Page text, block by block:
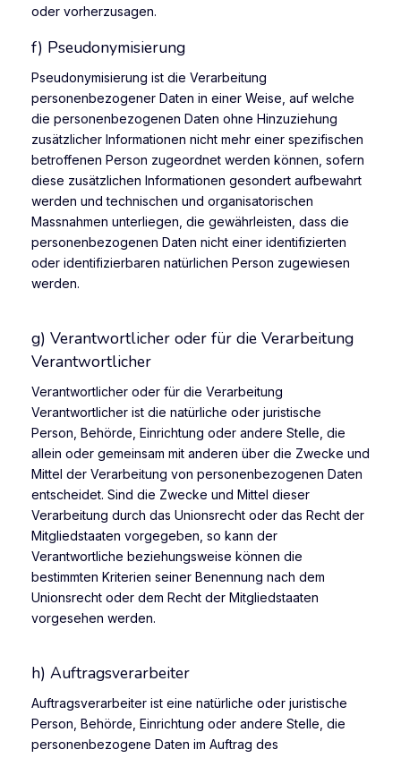
oder vorherzusagen.
f) Pseudonymisierung
Pseudonymisierung ist die Verarbeitung
personenbezogener Daten in einer Weise, auf welche
die personenbezogenen Daten ohne Hinzuziehung
zusätzlicher Informationen nicht mehr einer spezifischen
betroffenen Person zugeordnet werden können, sofern
diese zusätzlichen Informationen gesondert aufbewahrt
werden und technischen und organisatorischen
Massnahmen unterliegen, die gewährleisten, dass die
personenbezogenen Daten nicht einer identifizierten
oder identifizierbaren natürlichen Person zugewiesen
werden.
g) Verantwortlicher oder für die Verarbeitung
Verantwortlicher
Verantwortlicher oder für die Verarbeitung
Verantwortlicher ist die natürliche oder juristische
Person, Behörde, Einrichtung oder andere Stelle, die
allein oder gemeinsam mit anderen über die Zwecke und
Mittel der Verarbeitung von personenbezogenen Daten
entscheidet. Sind die Zwecke und Mittel dieser
Verarbeitung durch das Unionsrecht oder das Recht der
Mitgliedstaaten vorgegeben, so kann der
Verantwortliche beziehungsweise können die
bestimmten Kriterien seiner Benennung nach dem
Unionsrecht oder dem Recht der Mitgliedstaaten
vorgesehen werden.
h) Auftragsverarbeiter
Auftragsverarbeiter ist eine natürliche oder juristische
Person, Behörde, Einrichtung oder andere Stelle, die
personenbezogene Daten im Auftrag des